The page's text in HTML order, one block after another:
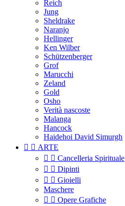
Reich
Jung
Sheldrake
Naranjo
Hellinger
Ken Wilber
Schützenberger
Grof
Marucchi
Zeland
Gold
Osho
Verità nascoste
Malanga
Hancock
Haidehoi David Simurgh
  ARTE
  Cancelleria Spirituale
  Dipinti
  Gioielli
Maschere
  Opere Grafiche